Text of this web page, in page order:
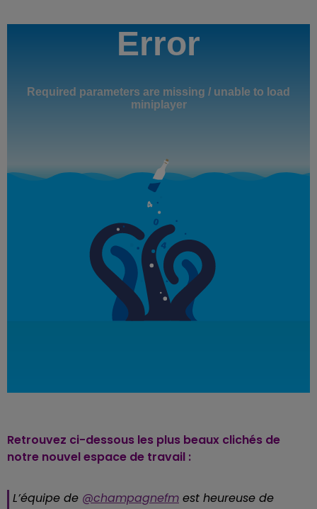
Retrouvez ci-dessous les plus beaux clichés de
notre nouvel espace de travail :
L’équipe de @champagnefm est heureuse de